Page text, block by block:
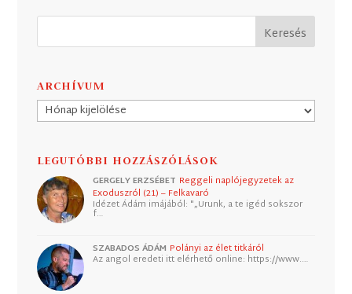
ARCHÍVUM
Archívum
LEGUTÓBBI HOZZÁSZÓLÁSOK
GERGELY ERZSÉBET Reggeli naplójegyzetek az
Exoduszról (21) – Felkavaró
Idézet Ádám imájából: "„Urunk, a te igéd sokszor
f…
SZABADOS ÁDÁM Polányi az élet titkáról
Az angol eredeti itt elérhető online: https://www.…